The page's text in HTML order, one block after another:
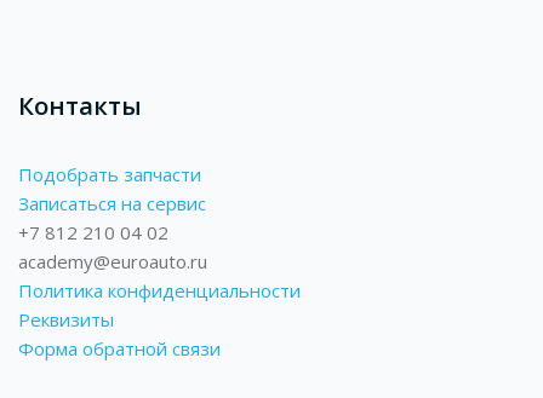
Контакты
Подобрать запчасти
Записаться на сервис
+7 812 210 04 02
academy@euroauto.ru
Политика конфиденциальности
Реквизиты
Форма обратной связи